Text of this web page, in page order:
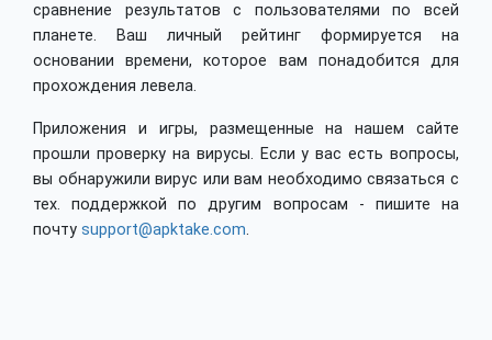
сравнение результатов с пользователями по всей
планете. Ваш личный рейтинг формируется на
основании времени, которое вам понадобится для
прохождения левела.
Приложения и игры, размещенные на нашем сайте
прошли проверку на вирусы. Если у вас есть вопросы,
вы обнаружили вирус или вам необходимо связаться с
тех. поддержкой по другим вопросам - пишите на
почту support@apktake.com.